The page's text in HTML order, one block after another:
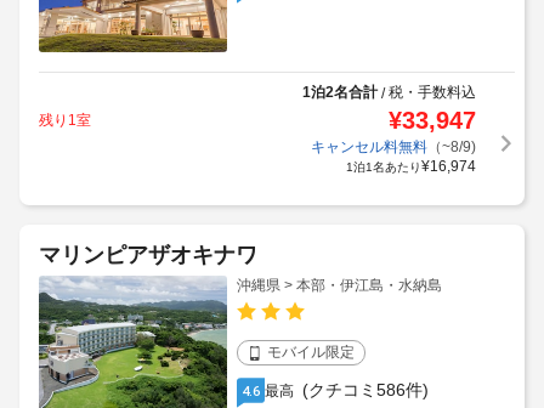
1泊2名合計/税・手数料込
残り1室
¥33,947
キャンセル料無料（~8/9)
1泊1名あたり¥16,974
マリンピアザオキナワ
沖縄県 > 本部・伊江島・水納島
モバイル限定
4.6 最高 (クチコミ586件)